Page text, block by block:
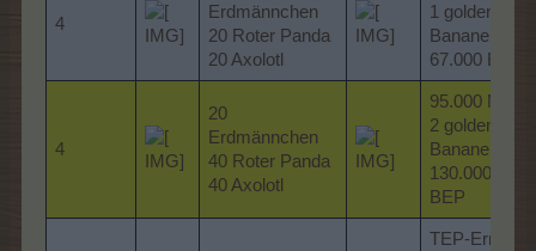
4
Erdmännchen
20 Roter Panda
20 Axolotl
1 goldene
Banane
67.000 BEP
4
20
Erdmännchen
40 Roter Panda
40 Axolotl
95.000 MP
2 goldene
Bananen
130.000
BEP
TEP-Ernte-